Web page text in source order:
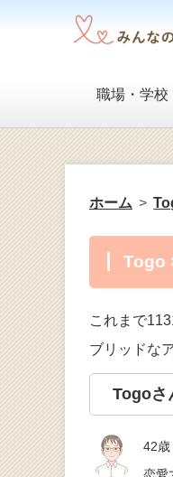
職場・学校
ホーム
これまで
ブリッドな
Togo
42歳
恋愛